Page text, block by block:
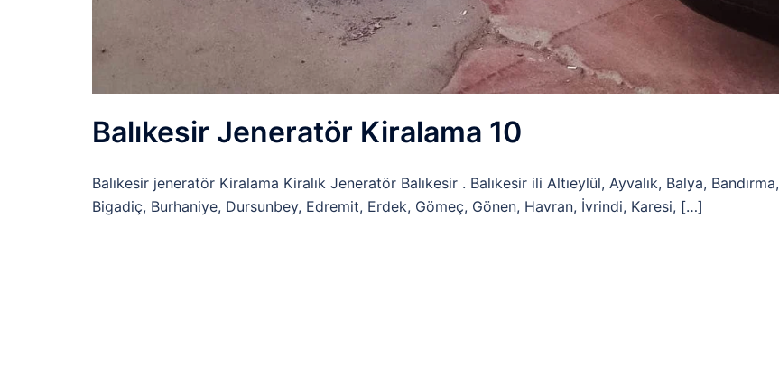
Balıkesir Jeneratör Kiralama 10
Balıkesir jeneratör Kiralama Kiralık Jeneratör Balıkesir . Balıkesir ili Altıeylül, Ayvalık, Balya, Bandırma,
Bigadiç, Burhaniye, Dursunbey, Edremit, Erdek, Gömeç, Gönen, Havran, İvrindi, Karesi, […]